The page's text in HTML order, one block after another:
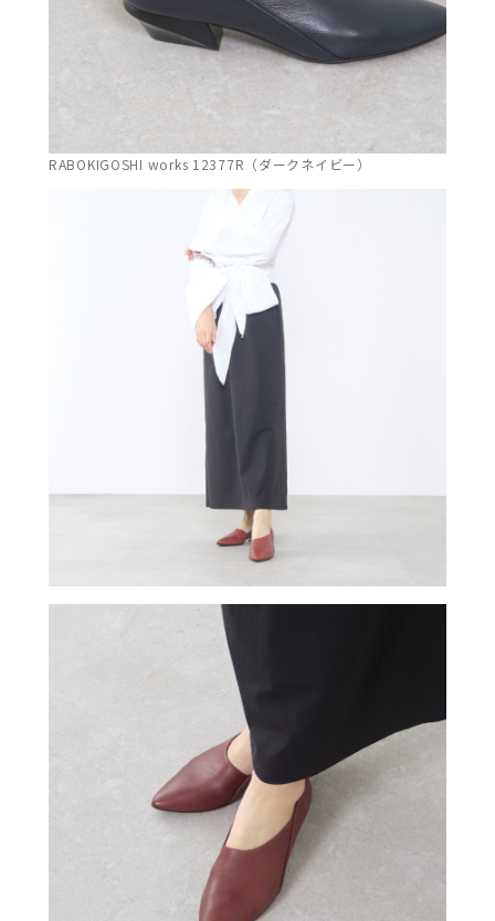
RABOKIGOSHI works 12377R（ダークネイビー）